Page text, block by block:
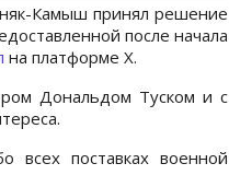
Камыш принял решение
после начала
на платформе X.
Дональдом Туском и с
всех поставках военной